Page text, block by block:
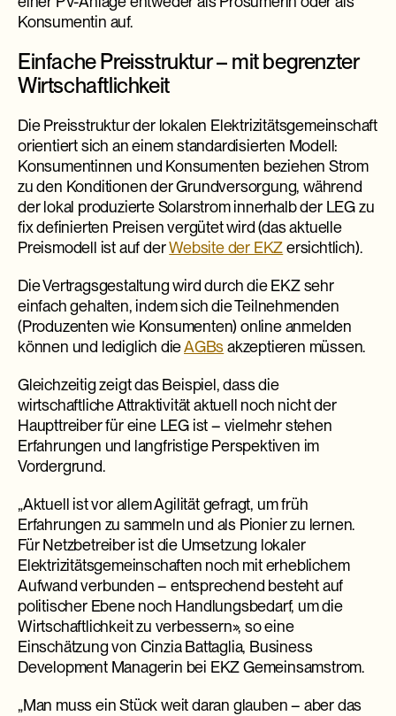
Konsumentin auf.
Einfache Preisstruktur – mit begrenzter
Wirtschaftlichkeit
Die Preisstruktur der lokalen Elektrizitätsgemeinschaft
orientiert sich an einem standardisierten Modell:
Konsumentinnen und Konsumenten beziehen Strom
zu den Konditionen der Grundversorgung, während
der lokal produzierte Solarstrom innerhalb der LEG zu
fix definierten Preisen vergütet wird (das aktuelle
Preismodell ist auf derWebsite der EKZersichtlich).
Die Vertragsgestaltung wird durch die EKZ sehr
einfach gehalten, indem sich die Teilnehmenden
(Produzenten wie Konsumenten) online anmelden
können und lediglich dieAGBsakzeptieren müssen.
Gleichzeitig zeigt das Beispiel, dass die
wirtschaftliche Attraktivität aktuell noch nicht der
Haupttreiber für eine LEG ist – vielmehr stehen
Erfahrungen und langfristige Perspektiven im
Vordergrund.
„Aktuell ist vor allem Agilität gefragt, um früh
Erfahrungen zu sammeln und als Pionier zu lernen.
Für Netzbetreiber ist die Umsetzung lokaler
Elektrizitätsgemeinschaften noch mit erheblichem
Aufwand verbunden – entsprechend besteht auf
politischer Ebene noch Handlungsbedarf, um die
Wirtschaftlichkeit zu verbessern», so eine
Einschätzung von Cinzia Battaglia, Business
Development Managerin bei EKZ Gemeinsamstrom.
„Man muss ein Stück weit daran glauben – aber das